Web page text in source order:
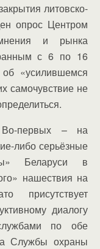
литовско-
опрос Центром
мнения и рынка
с 6 по 16
«усилившемся
самочувствие не
первых – на
либо серьёзные
Беларуси в
нашествия на
присутствует
диалогу
по обе
Службы охраны